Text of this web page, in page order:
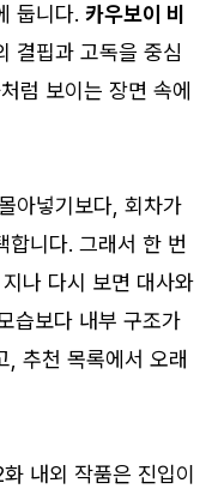
둡니다. 카우보이 비
결핍과 고독을 중심
럼 보이는 장면 속에
아넣기보다, 회차가
합니다. 그래서 한 번
나 다시 보면 대사와
습보다 내부 구조가
, 추천 목록에서 오래
내외 작품은 진입이